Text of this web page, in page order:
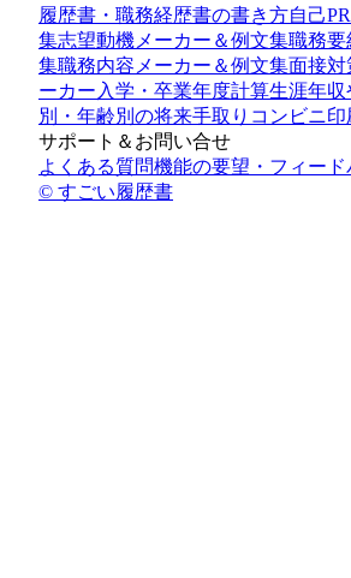
履歴書・職務経歴書の書き方自己
集志望動機メーカー＆例文集職務要
集職務内容メーカー＆例文集面接対
ーカー 入学・卒業年度計算生涯年収
別・年齢別の将来手取り コンビニ
サポート＆お問い合せ
よくある質問機能の要望・フィード
© すごい履歴書